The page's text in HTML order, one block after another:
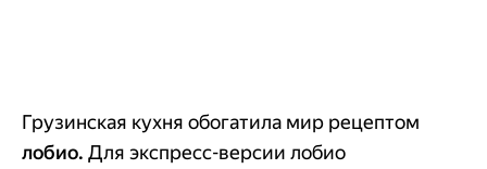
Грузинская кухня обогатила мир рецептом
лобио. Для экспресс-версии лобио